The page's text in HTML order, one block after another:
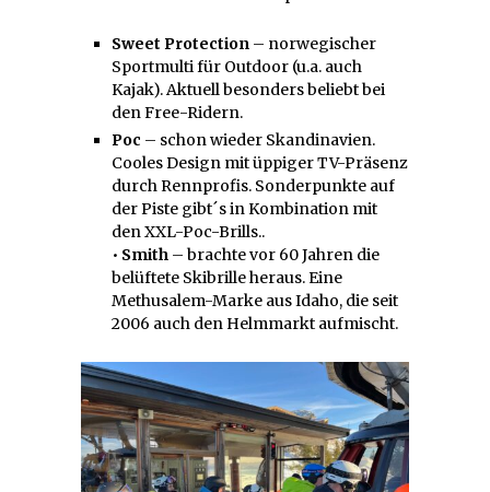
Sweet Protection – norwegischer
Sportmulti für Outdoor (u.a. auch
Kajak). Aktuell besonders beliebt bei
den Free-Ridern.
Poc – schon wieder Skandinavien.
Cooles Design mit üppiger TV-Präsenz
durch Rennprofis. Sonderpunkte auf
der Piste gibt´s in Kombination mit
den XXL-Poc-Brills..
• Smith – brachte vor 60 Jahren die
belüftete Skibrille heraus. Eine
Methusalem-Marke aus Idaho, die seit
2006 auch den Helmmarkt aufmischt.